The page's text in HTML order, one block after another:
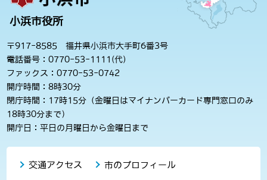
小浜市役所
〒917-8585 福井県小浜市大手町6番3号
電話番号：0770-53-1111(代)
ファックス：0770-53-0742
開庁時間：8時30分
閉庁時間：17時15分（金曜日はマイナンバーカード専門窓口のみ
18時30分まで）
開庁日：平日の月曜日から金曜日まで
交通アクセス 市のプロフィール